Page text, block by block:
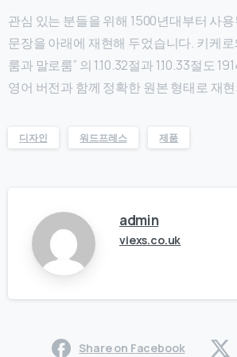
관심 있는 분들을 위해 1500년대부터 사
문장을 아래에 재현해 두었습니다. 키케로
룸과 말로룸” 의 1.10.32절과 1.10.33절도
영어 버전과 함께 정확한 원본 형태로 재
디자인 워드프레스 제품
admin
viexs.co.uk
Share on Facebook